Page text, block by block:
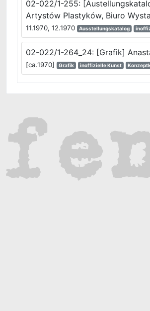
02-022/1-255:
Artystów Plastyków, Biuro
11.1970, 12.1970 Ausstellungskatalog
02-022/1-264_24: [Grafik]
[ca.1970] Grafik inoffizielle Kunst